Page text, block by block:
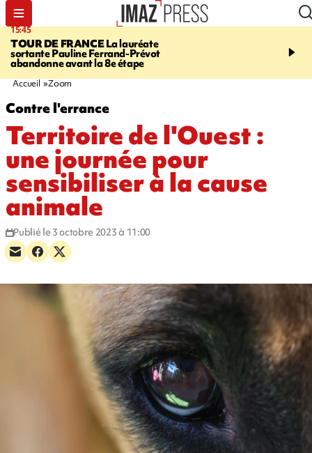
15:45
TOUR DE FRANCELa lauréate
sortante Pauline Ferrand-Prévot
abandonne avant la 8e étape
20:17
routière, concours de
Accueil Zoom
Contre l'errance
Territoire de l'Ouest :
une journée pour
sensibiliser à la cause
animale
Publié le 3 octobre 2023 à 11:00